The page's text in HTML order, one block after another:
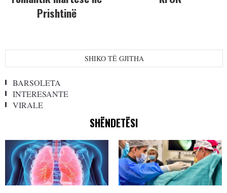
Prishtinë
SHIKO TË GJITHA
BARSOLETA
INTERESANTE
VIRALE
SHËNDETËSI